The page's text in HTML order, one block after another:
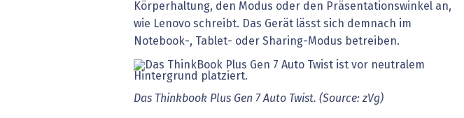
Körperhaltung, den Modus oder den Präsentationswinkel an,
wie Lenovo schreibt. Das Gerät lässt sich demnach im
Notebook-, Tablet- oder Sharing-Modus betreiben.
Das Thinkbook Plus Gen 7 Auto Twist. (Source: zVg)